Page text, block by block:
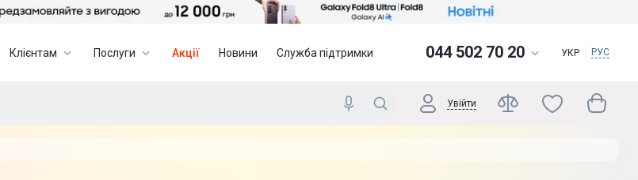
Клієнтам Послуги Акції Новини Служба підтримки 044 502 70 20 УКР РУС
Увійти